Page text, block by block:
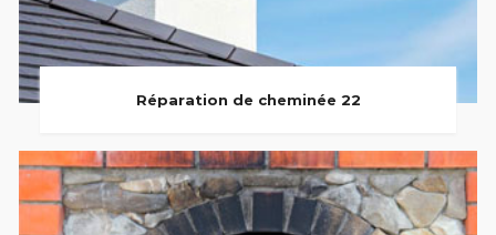
Réparation de cheminée 22